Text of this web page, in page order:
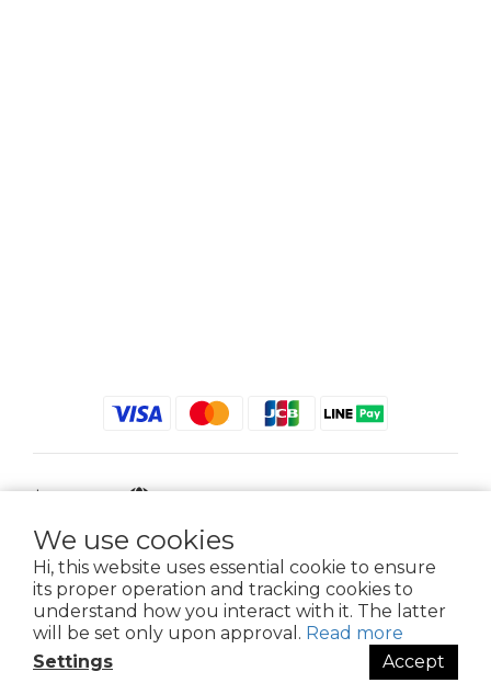
We use cookies
Hi, this website uses essential cookie to ensure
its proper operation and tracking cookies to
understand how you interact with it. The latter
will be set only upon approval. Read more
Settings
Accept
$ TWD English
2021 © iGreenbag | DoaBag | Working Hrs 8:30 - 18:00｜新北市新莊區中正路
659-5號3樓 | 02-2903-8800 | 統編 : 28396448 (唯一統編無關係企業)